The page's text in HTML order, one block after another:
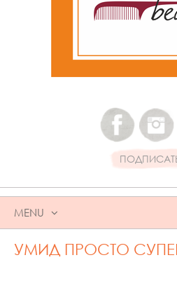
MENU
SKIP
TO
УМИД ПРОСТО